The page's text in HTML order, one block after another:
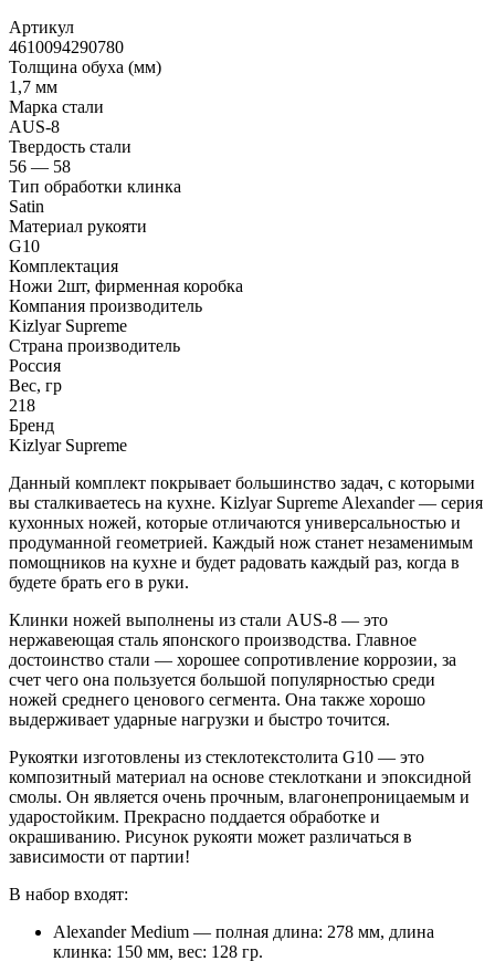
Артикул
4610094290780
Толщина обуха (мм)
1,7 мм
Марка стали
AUS-8
Твердость стали
56 — 58
Тип обработки клинка
Satin
Материал рукояти
G10
Комплектация
Ножи 2шт, фирменная коробка
Компания производитель
Kizlyar Supreme
Страна производитель
Россия
Вес, гр
218
Бренд
Kizlyar Supreme
Данный комплект покрывает большинство задач, с которыми
вы сталкиваетесь на кухне. Kizlyar Supreme Alexander — серия
кухонных ножей, которые отличаются универсальностью и
продуманной геометрией. Каждый нож станет незаменимым
помощников на кухне и будет радовать каждый раз, когда в
будете брать его в руки.
Клинки ножей выполнены из стали AUS-8 — это
нержавеющая сталь японского производства. Главное
достоинство стали — хорошее сопротивление коррозии, за
счет чего она пользуется большой популярностью среди
ножей среднего ценового сегмента. Она также хорошо
выдерживает ударные нагрузки и быстро точится.
Рукоятки изготовлены из стеклотекстолита G10 — это
композитный материал на основе стеклоткани и эпоксидной
смолы. Он является очень прочным, влагонепроницаемым и
ударостойким. Прекрасно поддается обработке и
окрашиванию. Рисунок рукояти может различаться в
зависимости от партии!
В набор входят:
Alexander Medium — полная длина: 278 мм, длина
клинка: 150 мм, вес: 128 гр.